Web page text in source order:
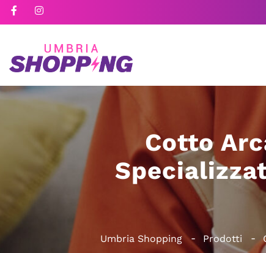
Cotto
Umbria Shopping Prodotti